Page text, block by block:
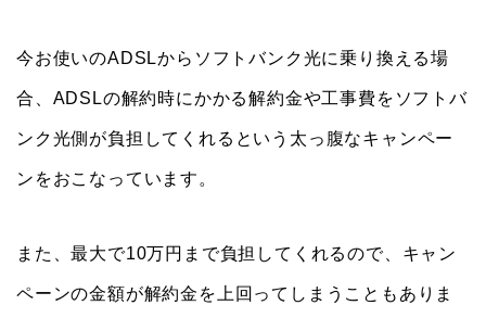
今お使いのADSLからソフトバンク光に乗り換える場
合、ADSLの解約時にかかる解約金や工事費をソフトバ
ンク光側が負担してくれるという太っ腹なキャンペー
ンをおこなっています。
また、最大で10万円まで負担してくれるので、キャン
ペーンの金額が解約金を上回ってしまうこともありま